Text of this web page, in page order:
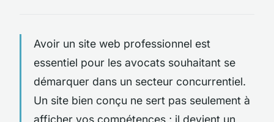
Avoir un site web professionnel est
essentiel pour les avocats souhaitant se
démarquer dans un secteur concurrentiel.
Un site bien conçu ne sert pas seulement à
afficher vos compétences ; il devient un